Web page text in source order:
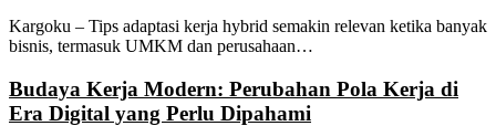
Kargoku – Tips adaptasi kerja hybrid semakin relevan ketika banyak
bisnis, termasuk UMKM dan perusahaan…
Budaya Kerja Modern: Perubahan Pola Kerja di
Era Digital yang Perlu Dipahami